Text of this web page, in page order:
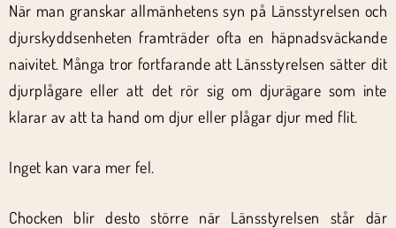
När man granskar allmänhetens syn på Länsstyrelsen och
djurskyddsenheten framträder ofta en häpnadsväckande
naivitet. Många tror fortfarande att Länsstyrelsen sätter dit
djurplågare eller att det rör sig om djurägare som inte
klarar av att ta hand om djur eller plågar djur med flit.
Inget kan vara mer fel.
Chocken blir desto större när Länsstyrelsen står där